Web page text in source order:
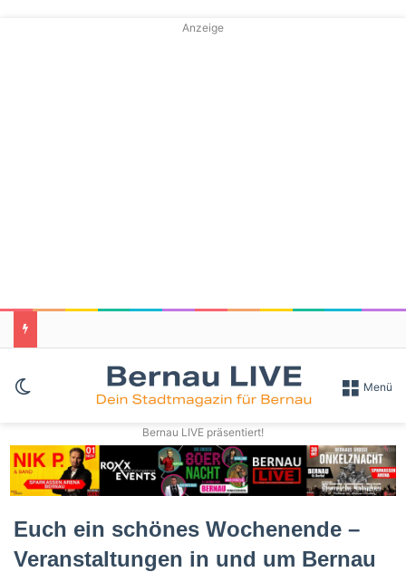
Anzeige
Skin umschalten Menü
Bernau LIVE präsentiert!
Euch ein schönes Wochenende –
Veranstaltungen in und um Bernau